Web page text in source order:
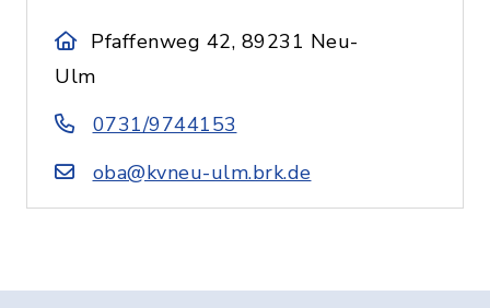
Pfaffenweg 42, 89231 Neu-
Ulm
0731/9744153
oba@kvneu-ulm.brk.de